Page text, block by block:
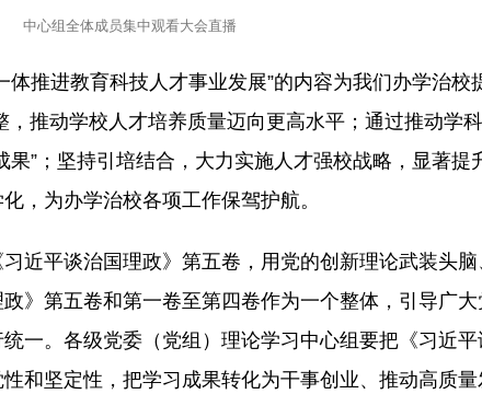
中心组全体成员集中观看大会直播
推进教育科技人才事业发展”的内容为我们办学治校
推动学校人才培养质量迈向更高水平；通过推动学
”；坚持引培结合，大力实施人才强校战略，显著提
，为办学治校各项工作保驾护航。
近平谈治国理政》第五卷，用党的创新理论武装头
》第五卷和第一卷至第四卷作为一个整体，引导广
一。各级党委（党组）理论学习中心组要把《习近
和坚定性，把学习成果转化为干事创业、推动高质量